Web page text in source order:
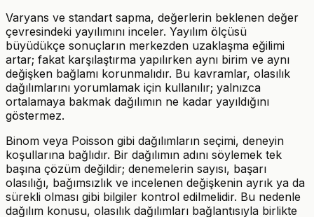
Varyans ve standart sapma, değerlerin beklenen değer
çevresindeki yayılımını inceler. Yayılım ölçüsü
büyüdükçe sonuçların merkezden uzaklaşma eğilimi
artar; fakat karşılaştırma yapılırken aynı birim ve aynı
değişken bağlamı korunmalıdır. Bu kavramlar, olasılık
dağılımlarını yorumlamak için kullanılır; yalnızca
ortalamaya bakmak dağılımın ne kadar yayıldığını
göstermez.
Binom veya Poisson gibi dağılımların seçimi, deneyin
koşullarına bağlıdır. Bir dağılımın adını söylemek tek
başına çözüm değildir; denemelerin sayısı, başarı
olasılığı, bağımsızlık ve incelenen değişkenin ayrık ya da
sürekli olması gibi bilgiler kontrol edilmelidir. Bu nedenle
dağılım konusu, olasılık dağılımları bağlantısıyla birlikte